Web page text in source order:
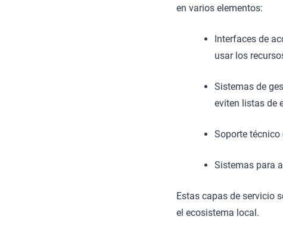
en varios elementos:
Interfaces de
usar los
Sistemas de
eviten listas de
Soporte técnico
Sistemas para
Estas capas de servicio
el ecosistema local.